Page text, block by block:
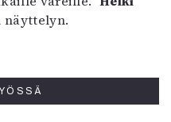
näyttelyn.